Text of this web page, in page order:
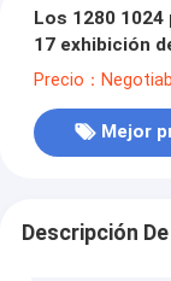
Los 1280
17 exhibición
Precio：
Mejor
Descripción